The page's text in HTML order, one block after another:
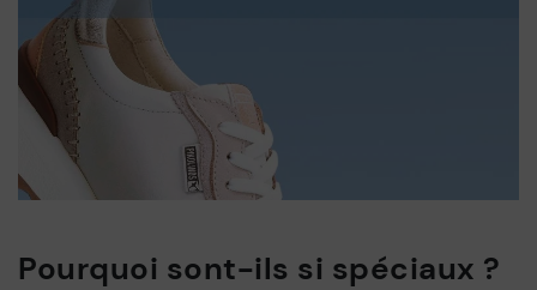
Pourquoi sont-ils si spéciaux ?